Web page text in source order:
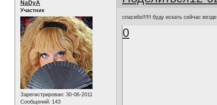
NaDyA
Участник
Зарегистрирован: 30-06-2011
Сообщений: 143
спасибо!!!!!! буду искать сейчас
0